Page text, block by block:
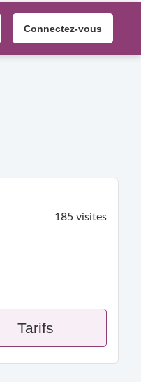
Connectez-vous
185 visites
Tarifs